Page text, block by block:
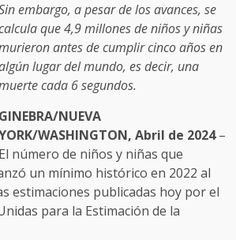
embargo, a pesar de los avances, se
que 4,9 millones de niños y niñas
antes de cumplir cinco años en
lugar del mundo, es decir, una
cada 6 segundos.
GINEBRA/NUEVA
WASHINGTON, Abril de 2024–
El número de niños y niñas que
un mínimo histórico en 2022 al
estimaciones publicadas hoy por el
para la Estimación de la